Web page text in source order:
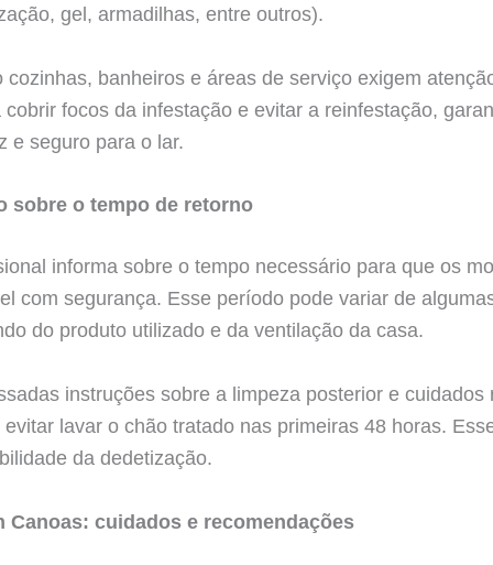
gel, armadilhas, entre outros).
cozinhas, banheiros e áreas de serviço exigem
focos da infestação e evitar a reinfestação,
e seguro para o lar.
sobre o tempo de retorno
informa sobre o tempo necessário para que os
com segurança. Esse período pode variar de
do produto utilizado e da ventilação da casa.
instruções sobre a limpeza posterior e cuidados
lavar o chão tratado nas primeiras 48 horas.
da dedetização.
Canoas: cuidados e recomendações